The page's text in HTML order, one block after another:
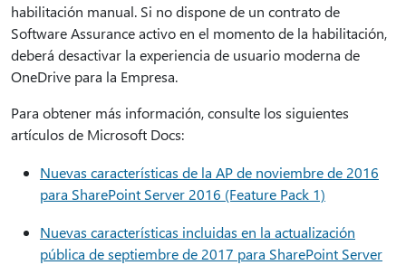
habilitación manual. Si no dispone de un contrato de
Software Assurance activo en el momento de la habilitación,
deberá desactivar la experiencia de usuario moderna de
OneDrive para la Empresa.
Para obtener más información, consulte los siguientes
artículos de Microsoft Docs:
Nuevas características de la AP de noviembre de 2016
para SharePoint Server 2016 (Feature Pack 1)
Nuevas características incluidas en la actualización
pública de septiembre de 2017 para SharePoint Server